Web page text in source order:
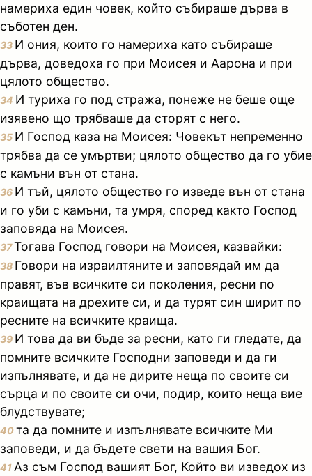
намериха един човек, който събираше дърва в
съботен ден.
33 И ония, които го намериха като събираше
дърва, доведоха го при Моисея и Аарона и при
цялото общество.
34 И туриха го под стража, понеже не беше още
изявено що трябваше да сторят с него.
35 И Господ каза на Моисея: Човекът непременно
трябва да се умъртви; цялото общество да го убие
с камъни вън от стана.
36 И тъй, цялото общество го изведе вън от стана
и го уби с камъни, та умря, според както Господ
заповяда на Моисея.
37Тогава Господ говори на Моисея, казвайки:
38 Говори на израилтяните и заповядай им да
правят, във всичките си поколения, ресни по
краищата на дрехите си, и да турят син ширит по
ресните на всичките краища.
39 И това да ви бъде за ресни, като ги гледате, да
помните всичките Господни заповеди и да ги
изпълнявате, и да не дирите неща по своите си
сърца и по своите си очи, подир, които неща вие
блудствувате;
40та да помните и изпълнявате всичките Ми
заповеди, и да бъдете свети на вашия Бог.
41 Аз съм Господ вашият Бог, Който ви изведох из